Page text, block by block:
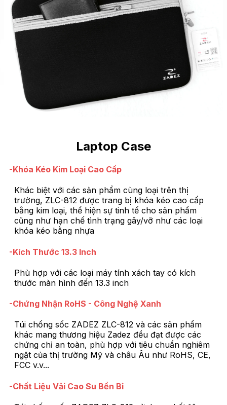
Laptop Case
-Khóa Kéo Kim Loại Cao Cấp
Khác biệt với các sản phẩm cùng loại trên thị
trường, ZLC-812 được trang bị khóa kéo cao cấp
bằng kim loại, thể hiện sự tinh tế cho sản phẩm
cũng như hạn chế tình trạng gãy/vỡ như các loại
khóa kéo bằng nhựa
-Kích Thước 13.3 Inch
Phù hợp với các loại máy tính xách tay có kích
thước màn hình đến 13.3 inch
-Chứng Nhận RoHS - Công Nghệ Xanh
Túi chống sốc ZADEZ ZLC-812 và các sản phẩm
khác mang thương hiệu Zadez đều đạt được các
chứng chỉ an toàn, phù hợp với tiêu chuẩn nghiêm
ngặt của thị trường Mỹ và châu Âu như RoHS, CE,
FCC v.v...
-Chất Liệu Vải Cao Su Bền Bỉ